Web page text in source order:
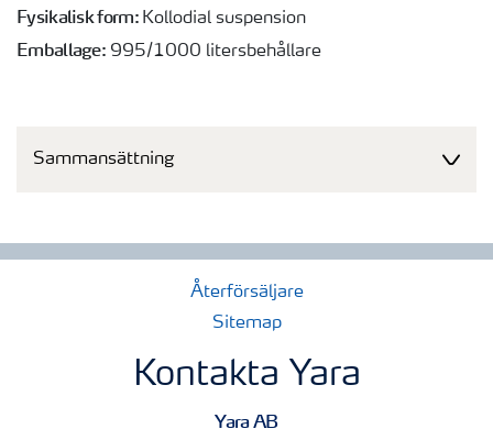
Fysikalisk form: Kollodial suspension
Emballage: 995/1000 litersbehållare
Sammansättning
Återförsäljare
Sitemap
Kontakta Yara
Yara AB